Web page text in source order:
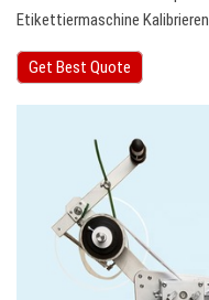
Etikettiermaschine Kalibrieren
Get Best Quote